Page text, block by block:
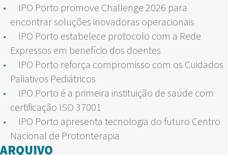
IPO Porto promove Challenge 2026 para
encontrar soluções inovadoras operacionais
IPO Porto estabelece protocolo com a Rede
Expressos em benefício dos doentes
IPO Porto reforça compromisso com os Cuidados
Paliativos Pediátricos
IPO Porto é a primeira instituição de saúde com
certificação ISO 37001
IPO Porto apresenta tecnologia do futuro Centro
Nacional de Protonterapia
ARQUIVO